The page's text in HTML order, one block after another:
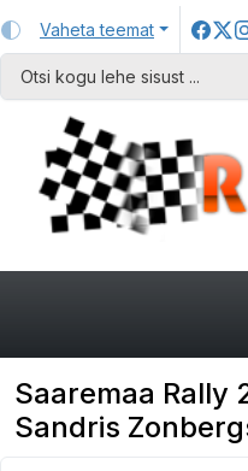
Vaheta teemat
Saaremaa Rally
Sandris